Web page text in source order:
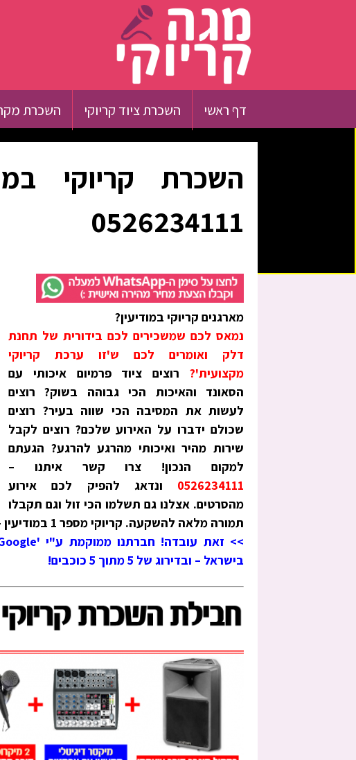
דף ראשי השכרת ציוד קריוקי השכרת
השכרת קריוקי
0526234111
מארגנים קריוקי במודיעין?
נמאס לכם שמשכירים לכם בידורית של תחנת
דלק ואומרים לכם ש'זו ערכת קריוקי
מקצועית'? רוצים ציוד פרמיום איכותי עם
הסאונד והאיכות הכי גבוהה בשוק? רוצים
לעשות את המסיבה הכי שווה בעיר? רוצים
שכולם ידברו על האירוע שלכם? רוצים לקבל
שירות מהיר ואיכותי מהרגע להרגע? הגעתם
למקום הנכון! צרו קשר איתנו –
0526234111 ונדאג להפיק לכם אירוע
מהסרטים. אצלנו גם תשלמו הכי זול וגם תקבלו
תמורה מלאה להשקעה. קריוקי מספר 1 במודיעין – זה 'מגה קריוקי' !
בישראל – ובדירוג של 5 מתוך 5 כוכבים!